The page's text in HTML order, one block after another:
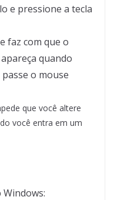
e pressione a tecla
faz com que o
quando
o mouse
que você altere
você entra em um